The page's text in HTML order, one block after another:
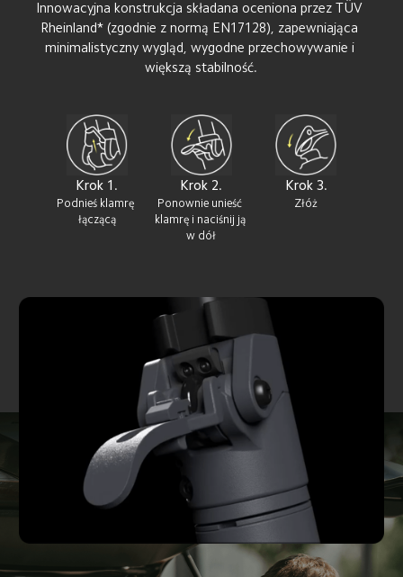
Innowacyjna konstrukcja składana oceniona przez TÜV
Rheinland* (zgodnie z normą EN17128), zapewniająca
minimalistyczny wygląd, wygodne przechowywanie i
większą stabilność.
Krok 1.
Podnieś klamrę
łączącą
Krok 2.
Ponownie unieść
klamrę i naciśnij ją
w dół
Krok 3.
Złóż